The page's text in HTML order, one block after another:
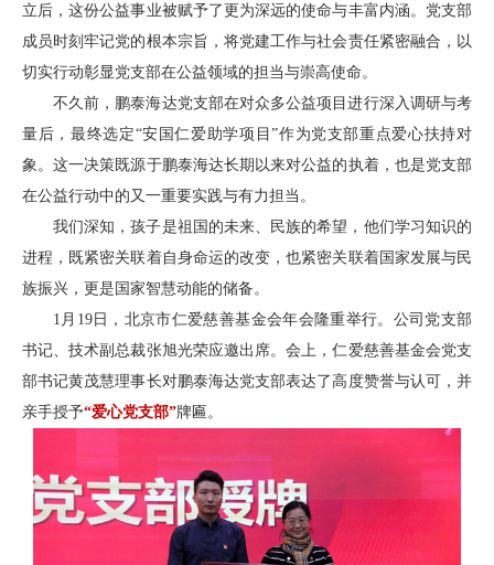
立后，这份公益事业被赋予了更为深远的使命与丰富内涵。党支部
成员时刻牢记党的根本宗旨，将党建工作与社会责任紧密融合，以
切实行动彰显党支部在公益领域的担当与崇高使命。
不久前，鹏泰海达党支部在对众多公益项目进行深入调研与考
量后，最终选定“安国仁爱助学项目”作为党支部重点爱心扶持对
象。这一决策既源于鹏泰海达长期以来对公益的执着，也是党支部
在公益行动中的又一重要实践与有力担当。
我们深知，孩子是祖国的未来、民族的希望，他们学习知识的
进程，既紧密关联着自身命运的改变，也紧密关联着国家发展与民
族振兴，更是国家智慧动能的储备。
1月19日，北京市仁爱慈善基金会年会隆重举行。公司党支部
书记、技术副总裁张旭光荣应邀出席。会上，仁爱慈善基金会党支
部书记黄茂慧理事长对鹏泰海达党支部表达了高度赞誉与认可，并
亲手授予“爱心党支部”牌匾。